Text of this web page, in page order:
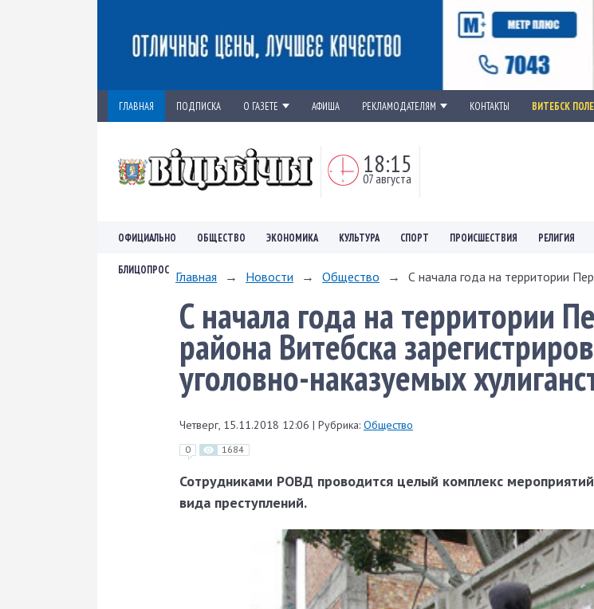
ГЛАВНАЯ ПОДПИСКА О ГАЗЕТЕ АФИША РЕКЛАМОДАТЕЛЯМ КОНТАКТЫ ВИТЕБСК
18:15
07 августа
ОФИЦИАЛЬНО ОБЩЕСТВО ЭКОНОМИКА КУЛЬТУРА СПОРТ ПРОИСШЕСТВИЯ РЕЛИГИЯ
БЛИЦОПРОС Главная → Новости → Общество → С начала года на территории
С начала года на территории
района Витебска
уголовно-наказуемых
Четверг, 15.11.2018 12:06 | Рубрика: Общество
0 1684
Сотрудниками РОВД проводится целый комплекс
вида преступлений.